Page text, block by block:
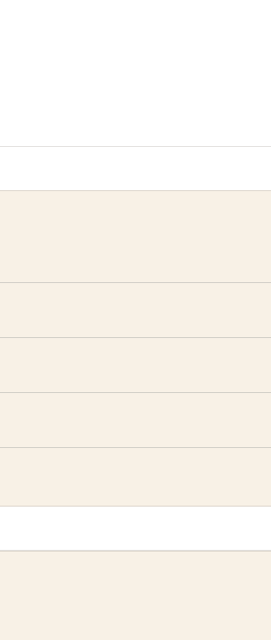
de profesionales que se esmeran en
sus propiedades.
15-20 minutos antes de